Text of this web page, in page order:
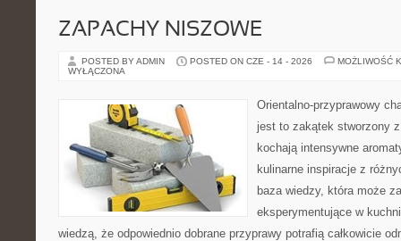
ZAPACHY NISZOWE
POSTED BY ADMIN POSTED ON CZE - 14 - 2026
MOŻLIWOŚĆ
WYŁĄCZONA
Orientalno-przyprawowy
jest to zakątek stworzony
kochają intensywne
kulinarne inspiracje z
baza wiedzy, która może
eksperymentujące w
wiedzą, że odpowiednio dobrane przyprawy potrafią całkowicie